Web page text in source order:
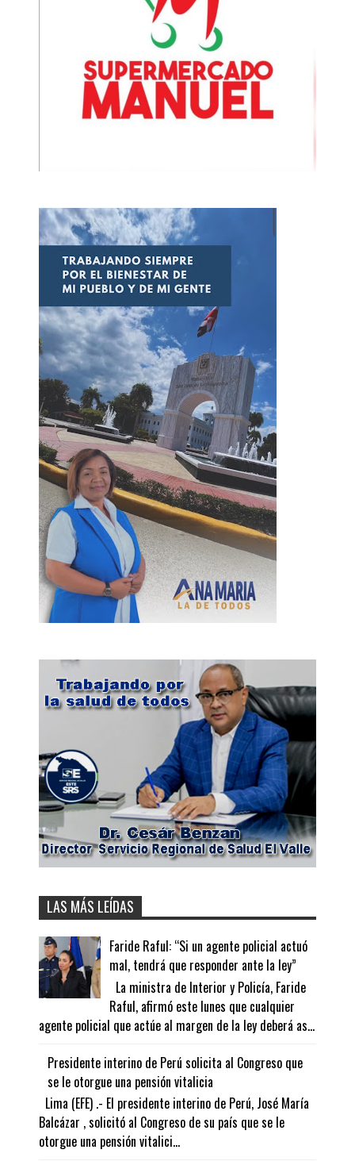
LAS MÁS LEÍDAS
Faride Raful: “Si un agente policial actuó
mal, tendrá que responder ante la ley”
La ministra de Interior y Policía, Faride
Raful, afirmó este lunes que cualquier
agente policial que actúe al margen de la ley deberá as...
Presidente interino de Perú solicita al Congreso que
se le otorgue una pensión vitalicia
Lima (EFE) .- El presidente interino de Perú, José María
Balcázar , solicitó al Congreso de su país que se le
otorgue una pensión vitalici...